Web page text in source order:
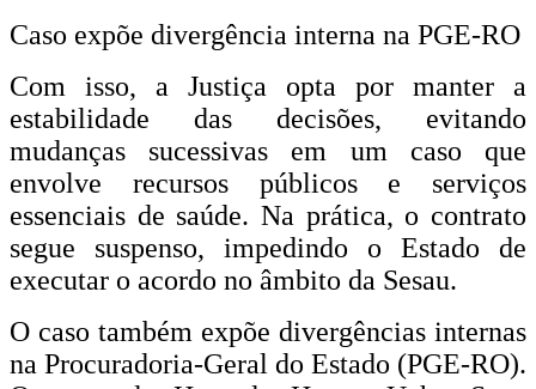
Caso expõe divergência interna na PGE-RO
Com isso, a Justiça opta por manter a
estabilidade das decisões, evitando
mudanças sucessivas em um caso que
envolve recursos públicos e serviços
essenciais de saúde. Na prática, o contrato
segue suspenso, impedindo o Estado de
executar o acordo no âmbito da Sesau.
O caso também expõe divergências internas
na Procuradoria-Geral do Estado (PGE-RO).